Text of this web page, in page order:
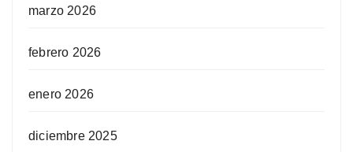
marzo 2026
febrero 2026
enero 2026
diciembre 2025